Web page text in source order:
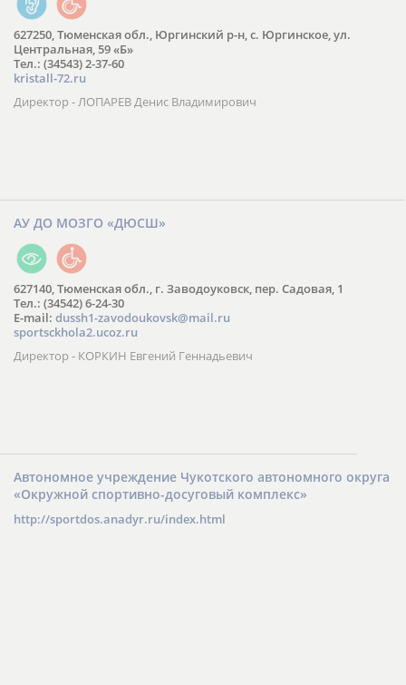
627250, Тюменская обл., Юргинский р-н, с. Юргинское, ул.
Центральная, 59 «Б»
Тел.: (34543) 2-37-60
kristall-72.ru
Директор - ЛОПАРЕВ Денис Владимирович
АУ ДО МОЗГО «ДЮСШ»
627140, Тюменская обл., г. Заводоуковск, пер. Садовая, 1
Тел.: (34542) 6-24-30
​E-mail: dussh1-zavodoukovsk@mail.ru
sportsckhola2.ucoz.ru
Директор - КОРКИН Евгений Геннадьевич
Автономное учреждение Чукотского автономного округа
«Окружной спортивно-досуговый комплекс»
http://sportdos.anadyr.ru/index.html